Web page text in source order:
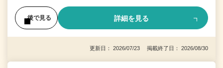
後で見る 詳細を見る
更新日： 2026/07/23 掲載終了日： 2026/08/30